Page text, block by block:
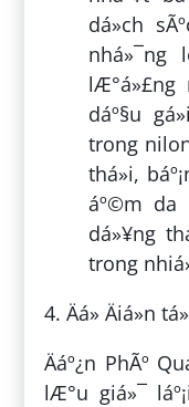
dá»ch
nhá»¯ng
lÆ°á»£ng
dáº§u
trong nilon
thá»i,
áº©m da
dá»¥ng
trong
4. Äá» Äiá»n tá»­
Äáº¿n PhÃº
lÆ°u giá»¯